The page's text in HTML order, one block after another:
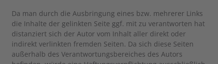
Da man durch die Ausbringung eines bzw. mehrerer Links
die Inhalte der gelinkten Seite ggf. mit zu verantworten hat
distanziert sich der Autor vom Inhalt aller direkt oder
indirekt verlinkten fremden Seiten. Da sich diese Seiten
außerhalb des Verantwortungsbereiches des Autors